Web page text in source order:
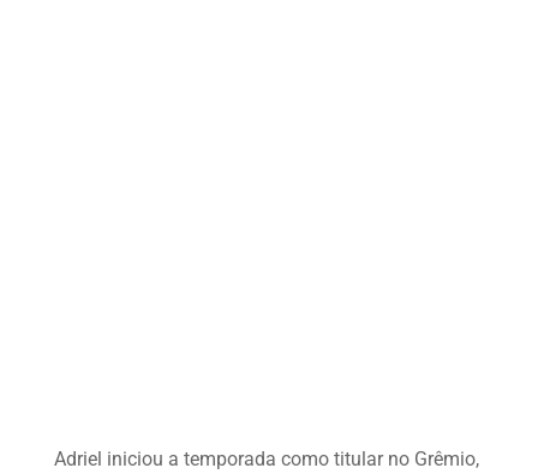
Adriel iniciou a temporada como titular no Grêmio,